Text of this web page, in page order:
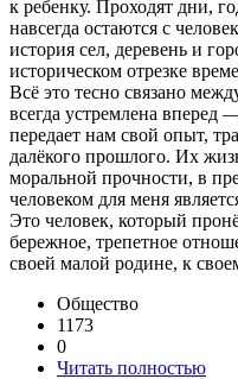
к ребенку. Проходят дни,
навсегда остаются с
история сел, деревень и
историческом отрезке
Всё это тесно связано
всегда устремлена вперед
передает нам свой опыт,
далёкого прошлого. Их
моральной прочности, в
человеком для меня
Это человек, который
бережное, трепетное
своей малой родине, к
Общество
1173
0
Читать полностью